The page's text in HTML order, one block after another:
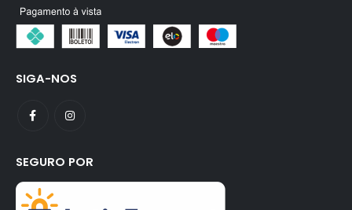
SIGA-NOS
SEGURO POR